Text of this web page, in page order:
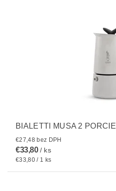
BIALETTI MUSA 2 PORCIE
€27,48 bez DPH
€33,80/ ks
€33,80 / 1 ks